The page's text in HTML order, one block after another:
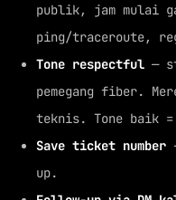
publik, jam mulai
ping/traceroute,
Tone respectful —
pemegang fiber.
teknis. Tone baik
Save ticket number
up.